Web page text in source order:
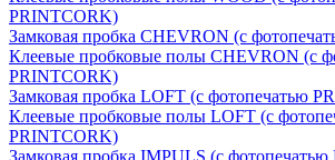
PRINTCORK)
Замковая пробка CHEVRON (с
Клеевые пробковые полы CHEVRON (с
PRINTCORK)
Замковая пробка LOFT (с фотопечатью
Клеевые пробковые полы LOFT (с
PRINTCORK)
Замковая пробка IMPULS (с